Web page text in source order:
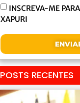
INSCREVA-ME
XAPURI
POSTS RECENTES